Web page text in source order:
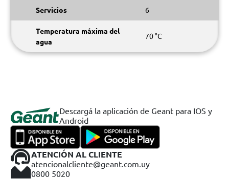
Servicios 6
Temperatura máxima del
agua
70 °C
Descargá la aplicación de Geant para IOS y
Android
ATENCIÓN AL CLIENTE
atencionalcliente@geant.com.uy
0800 5020